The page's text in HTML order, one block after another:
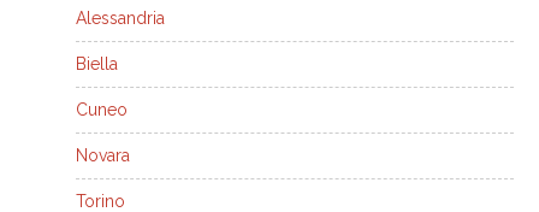
Alessandria
Biella
Cuneo
Novara
Torino